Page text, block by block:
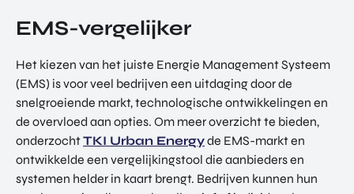
EMS-vergelijker
Het kiezen van het juiste Energie Management Systeem
(EMS) is voor veel bedrijven een uitdaging door de
snelgroeiende markt, technologische ontwikkelingen en
de overvloed aan opties. Om meer overzicht te bieden,
onderzochtTKI Urban Energyde EMS-markt en
ontwikkelde een vergelijkingstool die aanbieders en
systemen helder in kaart brengt. Bedrijven kunnen hun